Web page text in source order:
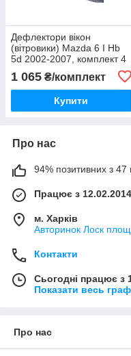
Дефлектори вікон
(вітровики) Mazda 6 I Hb
5d 2002-2007, комплект 4
1 065 ₴/комплект
Купити
Про нас
94% позитивних з 47
Працює з 12.02.2014
м. Харків
Авторинок Лоск
Контакти
Сьогодні працює з
Показати весь
Про нас